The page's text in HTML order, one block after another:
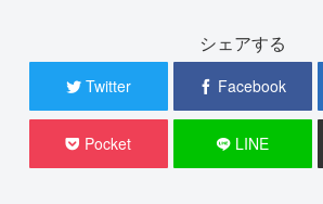
シェアする
Twitter Facebook
Pocket LINE